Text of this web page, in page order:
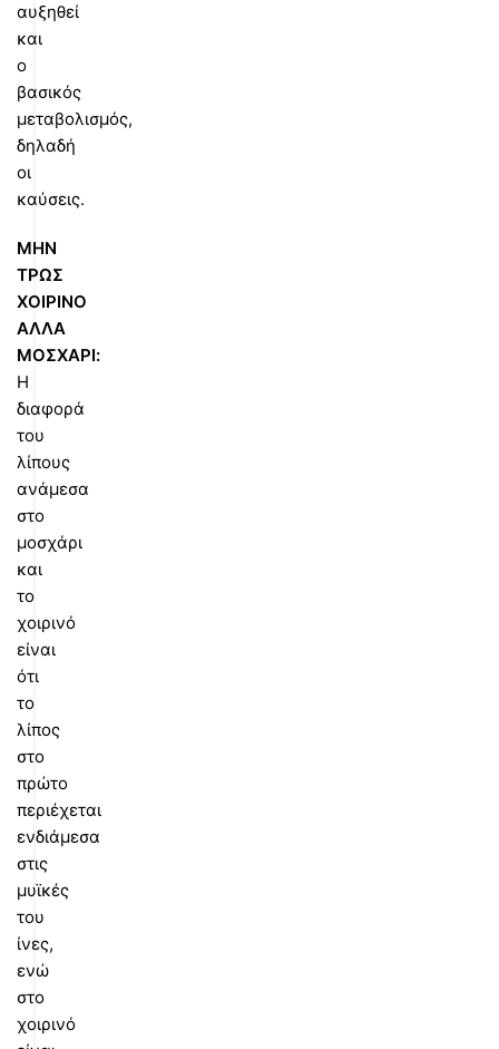
αυξηθεί
και
ο
βασικός
μεταβολισμός,
δηλαδή
οι
καύσεις.
ΜΗΝ
ΤΡΩΣ
ΧΟΙΡΙΝΟ
ΑΛΛΑ
ΜΟΣΧΑΡΙ:
Η
διαφορά
του
λίπους
ανάμεσα
στο
μοσχάρι
και
το
χοιρινό
είναι
ότι
το
λίπος
στο
πρώτο
περιέχεται
ενδιάμεσα
στις
μυϊκές
του
ίνες,
ενώ
στο
χοιρινό